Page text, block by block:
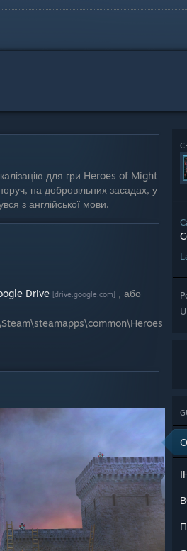
для гри Heroes of Might
на добровільних засадах, у
з англійської мови.
Drive [drive.google.com] , або